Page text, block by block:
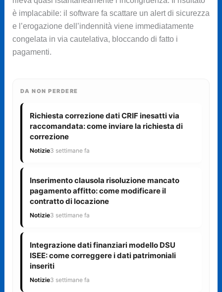
è implacabile: il software fa scattare un alert di sicurezza
e l’erogazione dell’indennità viene immediatamente
congelata in via cautelativa, bloccando di fatto i
pagamenti.
DA NON PERDERE
Richiesta correzione dati CRIF inesatti via
raccomandata: come inviare la richiesta di
correzione
Notizie3 settimane fa
Inserimento clausola risoluzione mancato
pagamento affitto: come modificare il
contratto di locazione
Notizie3 settimane fa
Integrazione dati finanziari modello DSU
ISEE: come correggere i dati patrimoniali
inseriti
Notizie3 settimane fa